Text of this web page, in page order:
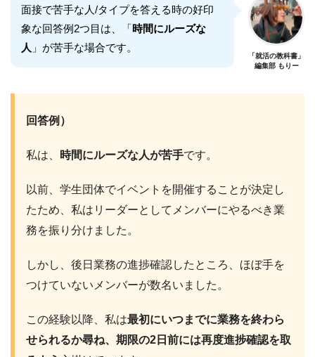
面接で苦手な人/タイプを答える時の好印
象な回答例2つ目は、「時間にルーズな
人 」が苦手な場合です。
「就活の教科書」
編集部 もりー
回答例）
私は、 時間にルーズな人が苦手です。
以前、学生団体でイベントを開催することが決定し
たため、私はリーダーとしてメンバーにやるべき業
務を振り分けました。
しかし、後日業務の進捗確認したところ、ほぼ手を
つけていないメンバーが数名いました。
この経験以降、私は最初にいつまでに業務を終わら
せられるか尋ね、期限の2日前には再度進捗確認を取